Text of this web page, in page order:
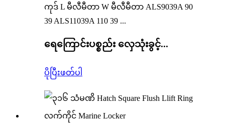
ကုဒ် L မီလီမီတာ W မီလီမီတာ ALS9039A 90
39 ALS11039A 110 39 ...
ရေကြောင်းပစ္စည်း လှေသုံးခွင့်...
ပိုပြီးဖတ်ပါ